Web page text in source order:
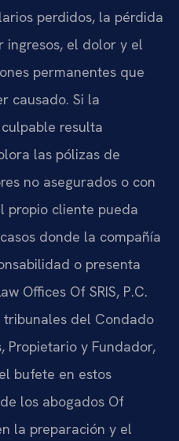
perdidos, la pérdida
ingresos, el dolor y el
permanentes que
causado. Si la
resulta
las pólizas de
no asegurados o con
propio cliente pueda
donde la compañía
o presenta
Offices Of SRIS, P.C.
del Condado
Propietario y Fundador,
bufete en estos
los abogados Of
la preparación y el